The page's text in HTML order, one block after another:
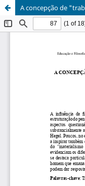
A concepção de